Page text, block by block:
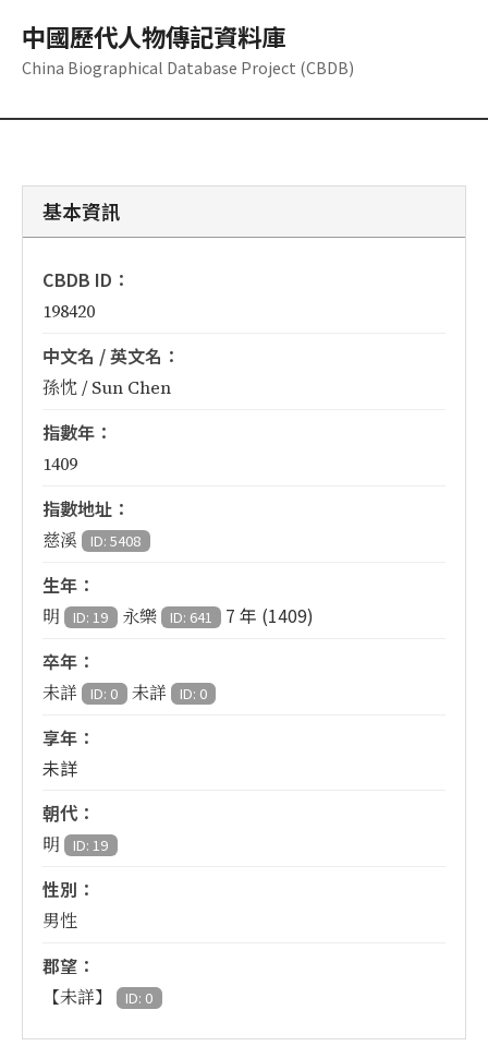
中國歷代人物傳記資料庫
China Biographical Database Project (CBDB)
基本資訊
CBDB ID：
198420
中文名 / 英文名：
孫忱 / Sun Chen
指數年：
1409
指數地址：
慈溪 ID: 5408
生年：
明 ID: 19 永樂 ID: 641
7 年 (1409)
卒年：
未詳 ID: 0 未詳 ID: 0
享年：
未詳
朝代：
明 ID: 19
性別：
男性
郡望：
【未詳】 ID: 0